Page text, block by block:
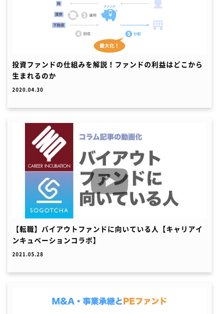
投資ファンドの仕組みを解説！ファンドの利益はどこから
生まれるのか
2020.04.30
【転職】バイアウトファンドに向いている人【キャリアイ
ンキュベーションコラボ】
2021.05.28